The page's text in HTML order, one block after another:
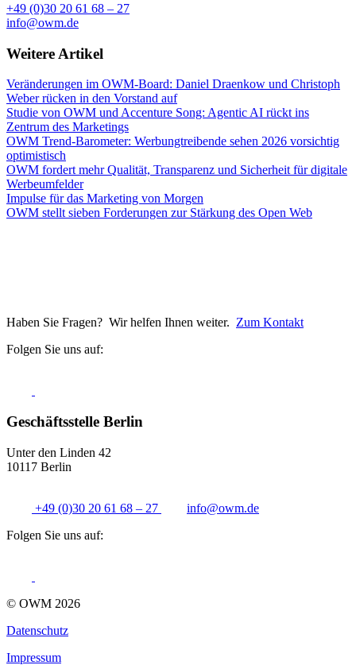
+49 (0)30 20 61 68 – 27
info@owm.de
Weitere Artikel
Veränderungen im OWM-Board: Daniel Draenkow und Christoph
Weber rücken in den Vorstand auf
Studie von OWM und Accenture Song: Agentic AI rückt ins
Zentrum des Marketings
OWM Trend-Barometer: Werbungtreibende sehen 2026 vorsichtig
optimistisch
OWM fordert mehr Qualität, Transparenz und Sicherheit für digitale
Werbeumfelder
Impulse für das Marketing von Morgen
OWM stellt sieben Forderungen zur Stärkung des Open Web
Haben Sie Fragen? Wir helfen Ihnen weiter. Zum Kontakt
Folgen Sie uns auf:
Geschäftsstelle Berlin
Unter den Linden 42
10117 Berlin
+49 (0)30 20 61 68 – 27 info@owm.de
Folgen Sie uns auf:
© OWM 2026
Datenschutz
Impressum